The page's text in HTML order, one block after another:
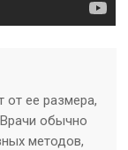
от ее размера,
обычно
методов,